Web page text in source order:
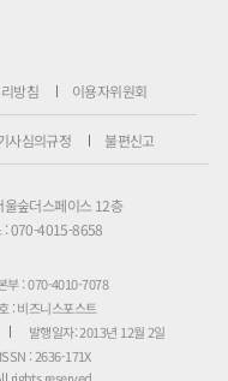
방침 이용자위원회
사심의규정 불편신고
숲더스페이스 12층
: 070-4015-8658
부 : 070-4010-7078
: 비즈니스포스트
발행일자: 2013년 12월 2일
ISSN : 2636-171X